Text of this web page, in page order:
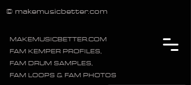
MAKEMUSICBETTER.COM
FAM KEMPER PROFILES,
FAM DRUM SAMPLES,
FAM LOOPS & FAM PHOTOS
© makemusicbetter.com